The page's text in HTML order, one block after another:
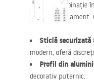
Această combinație
încăperii
Sticlă securizată
modern, oferă
Profil din
decorativ puternic.